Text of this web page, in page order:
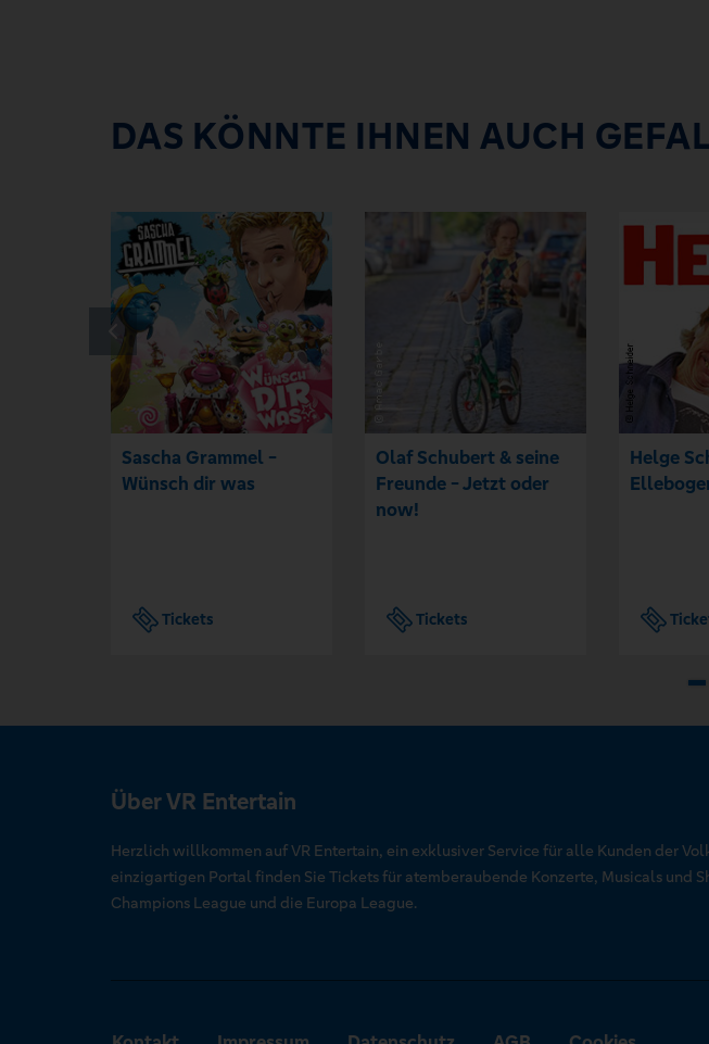
DAS KÖNNTE IHNEN AUCH
Sascha Grammel -
Wünsch dir was
Tickets
Olaf Schubert & seine
Freunde - Jetzt oder
now!
Tickets
Helge
Über VR Entertain
Herzlich willkommen auf VR Entertain, ein exklusiver Service für alle Kunden der
einzigartigen Portal finden Sie Tickets für atemberaubende Konzerte, Musicals und
Champions League und die Europa League.